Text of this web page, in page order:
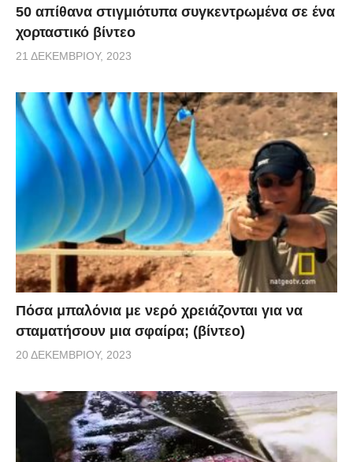
50 απίθανα στιγμιότυπα συγκεντρωμένα σε ένα
χορταστικό βίντεο
21 ΔΕΚΕΜΒΡΊΟΥ, 2023
Πόσα μπαλόνια με νερό χρειάζονται για να
σταματήσουν μια σφαίρα; (βίντεο)
20 ΔΕΚΕΜΒΡΊΟΥ, 2023